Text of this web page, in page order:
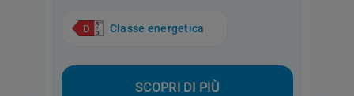
Classe energetica
SCOPRI DI PIÙ